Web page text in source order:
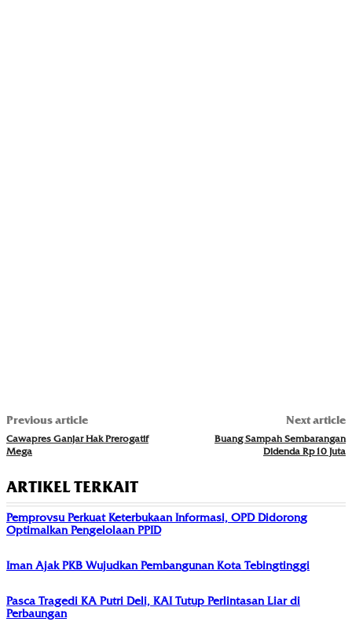
Previous article
Cawapres Ganjar Hak Prerogatif
Mega
Next article
Buang Sampah Sembarangan
Didenda Rp10 Juta
ARTIKEL TERKAIT
Pemprovsu Perkuat Keterbukaan Informasi, OPD Didorong
Optimalkan Pengelolaan PPID
Iman Ajak PKB Wujudkan Pembangunan Kota Tebingtinggi
Pasca Tragedi KA Putri Deli, KAI Tutup Perlintasan Liar di
Perbaungan